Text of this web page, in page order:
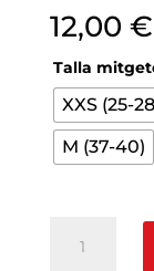
12,00 €
Talla
XXS (25-
M (37-40)